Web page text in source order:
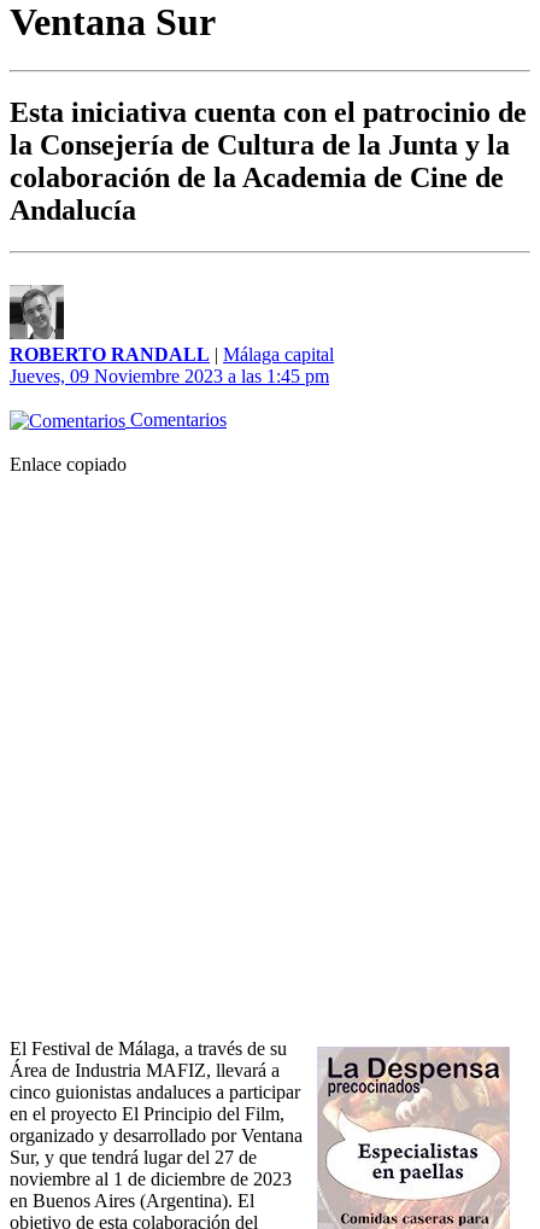
Ventana Sur
Esta iniciativa cuenta con el patrocinio de
la Consejería de Cultura de la Junta y la
colaboración de la Academia de Cine de
Andalucía
ROBERTO RANDALL | Málaga capital
Jueves, 09 Noviembre 2023 a las 1:45 pm
Comentarios
Enlace copiado
El Festival de Málaga, a través de su
Área de Industria MAFIZ, llevará a
cinco guionistas andaluces a participar
en el proyecto El Principio del Film,
organizado y desarrollado por Ventana
Sur, y que tendrá lugar del 27 de
noviembre al 1 de diciembre de 2023
en Buenos Aires (Argentina). El
objetivo de esta colaboración del